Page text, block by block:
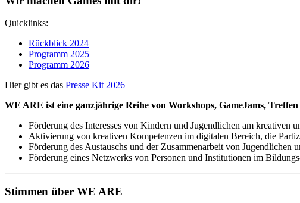
Quicklinks:
Rückblick 2024
Programm 2025
Programm 2026
Hier gibt es das Presse Kit 2026
WE ARE ist eine ganzjährige Reihe von Workshops, GameJams,
Förderung des Interesses von Kindern und Jugendlichen am kreativen
Aktivierung von kreativen Kompetenzen im digitalen Bereich, die
Förderung des Austauschs und der Zusammenarbeit von
Förderung eines Netzwerks von Personen und Institutionen im
Stimmen über WE ARE